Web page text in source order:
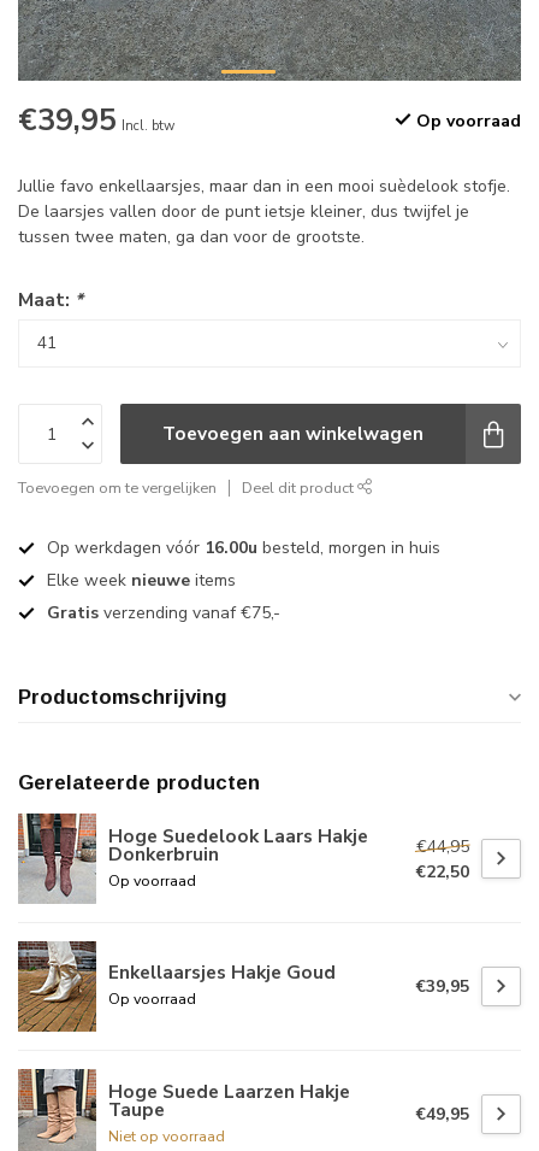
€39,95 Incl. btw Op voorraad
Jullie favo enkellaarsjes, maar dan in een mooi suèdelook stofje.
De laarsjes vallen door de punt ietsje kleiner, dus twijfel je
tussen twee maten, ga dan voor de grootste.
Maat: *
Toevoegen aan winkelwagen
Toevoegen om te vergelijken Deel dit product
Op werkdagen vóór 16.00u besteld, morgen in huis
Elke week nieuwe items
Gratis verzending vanaf €75,-
Productomschrijving
Gerelateerde producten
Hoge Suedelook Laars Hakje
Donkerbruin
Op voorraad
€44,95
€22,50
Enkellaarsjes Hakje Goud
Op voorraad
€39,95
Hoge Suede Laarzen Hakje
Taupe
Niet op voorraad
€49,95